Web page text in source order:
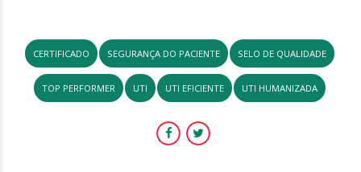
CERTIFICADO SEGURANÇA DO PACIENTE SELO DE QUALIDADE
TOP PERFORMER UTI UTI EFICIENTE UTI HUMANIZADA